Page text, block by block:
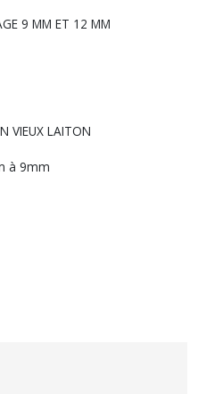
9 MM ET 12 MM
VIEUX LAITON
à 9mm